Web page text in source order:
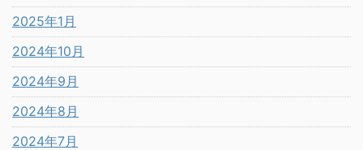
2025年1月
2024年10月
2024年9月
2024年8月
2024年7月